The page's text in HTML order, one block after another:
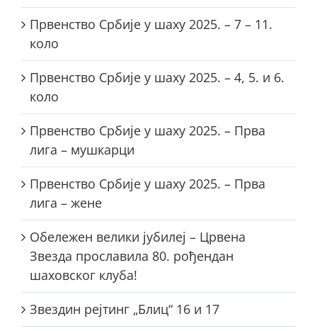
Првенство Србије у шаху 2025. – 7 – 11.
коло
Првенство Србије у шаху 2025. – 4, 5. и 6.
коло
Првенство Србије у шаху 2025. – Прва
лига – мушкарци
Првенство Србије у шаху 2025. – Прва
лига – жене
Обележен велики јубилеј – Црвена
Звезда прославила 80. рођендан
шаховског клуба!
Звездин рејтинг „Блиц“ 16 и 17